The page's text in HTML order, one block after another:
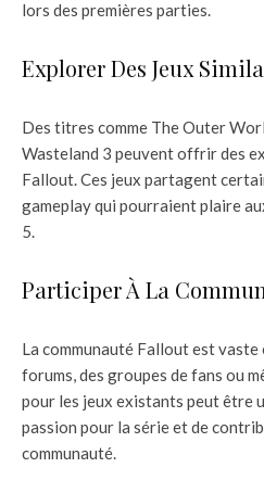
lors des premières parties.
Explorer Des Jeux
Des titres comme The Outer
Wasteland 3 peuvent offrir des
Fallout. Ces jeux partagent
gameplay qui pourraient plaire
5.
Participer À La
La communauté Fallout est
forums, des groupes de fans ou
pour les jeux existants peut être
passion pour la série et de
communauté.